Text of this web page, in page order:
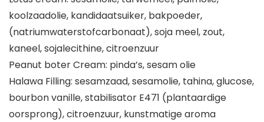
koolzaadolie, kandidaatsuiker, bakpoeder,
(natriumwaterstofcarbonaat), soja meel, zout,
kaneel, sojalecithine, citroenzuur
Peanut boter Cream: pinda’s, sesam olie
Halawa Filling: sesamzaad, sesamolie, tahina, glucose,
bourbon vanille, stabilisator E471 (plantaardige
oorsprong), citroenzuur, kunstmatige aroma